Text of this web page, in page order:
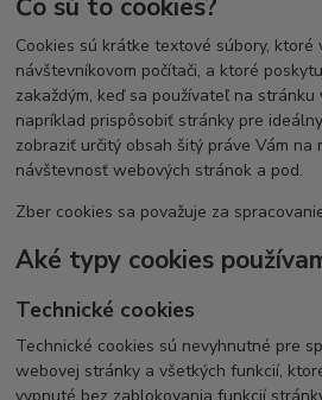
Čo sú to cookies?
Cookies sú krátke textové súbory,
návštevníkovom počítači, a ktoré
zakaždým, keď sa používateľ na stránku
napríklad prispôsobiť stránky pre
zobraziť určitý obsah šitý práve Vám na
návštevnosť webových stránok a pod.
Zber cookies sa považuje za
Aké typy cookies
Technické cookies
Technické cookies sú nevyhnutné pre
webovej stránky a všetkých funkcií,
vypnuté bez zablokovania funkcií